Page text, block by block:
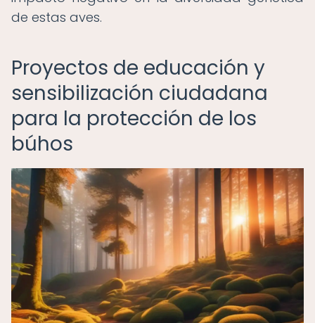
de estas aves.
Proyectos de educación y
sensibilización ciudadana
para la protección de los
búhos